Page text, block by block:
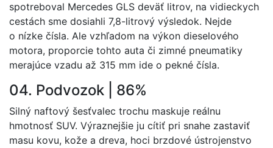
spotreboval Mercedes GLS deväť litrov, na vidieckych
cestách sme dosiahli 7,8-litrový výsledok. Nejde
o nízke čísla. Ale vzhľadom na výkon dieselového
motora, proporcie tohto auta či zimné pneumatiky
merajúce vzadu až 315 mm ide o pekné čísla.
04. Podvozok | 86%
Silný naftový šesťvalec trochu maskuje reálnu
hmotnosť SUV. Výraznejšie ju cítiť pri snahe zastaviť
masu kovu, kože a dreva, hoci brzdové ústrojenstvo